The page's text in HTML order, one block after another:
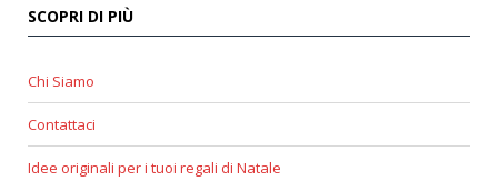
SCOPRI DI PIÙ
Chi Siamo
Contattaci
Idee originali per i tuoi regali di Natale